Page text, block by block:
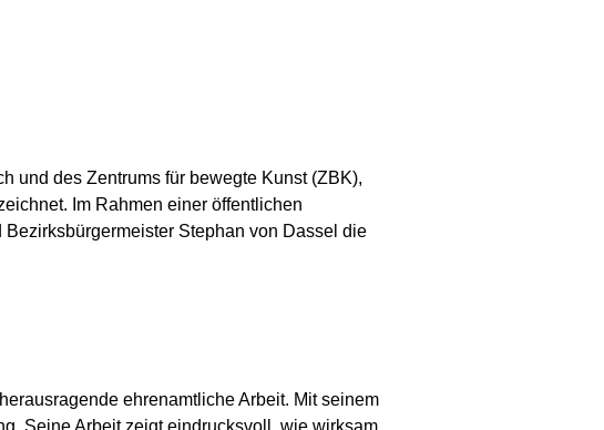
und des Zentrums für bewegte Kunst (ZBK),
Im Rahmen einer öffentlichen
Stephan von Dassel die
ehrenamtliche Arbeit. Mit seinem
Seine Arbeit zeigt eindrucksvoll, wie wirksam